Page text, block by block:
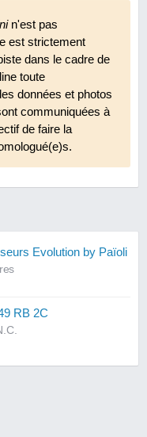
n'est pas
est strictement
dans le cadre de
toute
données et photos
communiquées à
de faire la
Evolution by Païoli
RB 2C